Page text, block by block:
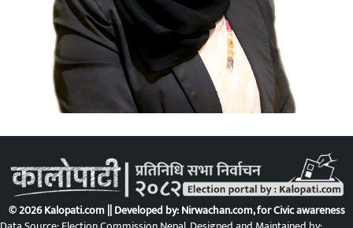
© 2026 Kalopati.com || Developed by:Nirwachan.com, for Civic awareness